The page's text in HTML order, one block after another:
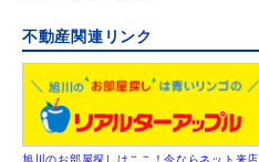
不動産関連リンク
旭川のお部屋探しはここ！今ならネット来店